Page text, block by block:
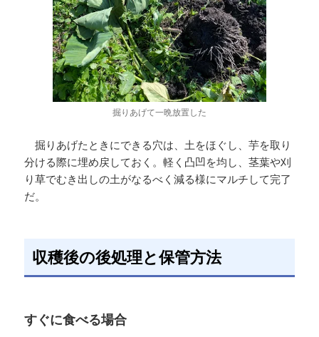
掘りあげて一晩放置した
掘りあげたときにできる穴は、土をほぐし、芋を取り
分ける際に埋め戻しておく。軽く凸凹を均し、茎葉や刈
り草でむき出しの土がなるべく減る様にマルチして完了
だ。
収穫後の後処理と保管方法
すぐに食べる場合